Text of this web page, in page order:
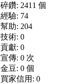
碎鑽: 2411 個
經驗: 74
幫助: 204
技術: 0
貢獻: 0
宣傳: 0 次
金豆: 0 個
買家信用: 0